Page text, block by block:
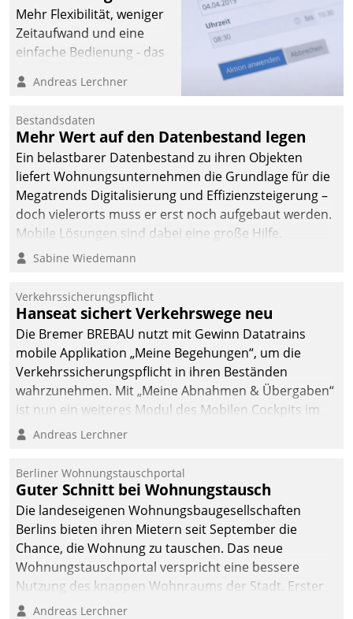
Mehr Flexibilität, weniger
Zeitaufwand und eine
einfache Bedienung - das
Cockpit für mobile
Datatrain. Die meravis
Wohnungsbau- und
Immobilien GmbH hat
sich dabei für den Betrieb
der Lösung über die SAP
Cloud Platform
entschieden - als erstes
Unternehmen am
Andreas Lerchner
Bestandsdaten
Mehr Wert auf den Datenbestand legen
Ein belastbarer Datenbestand zu ihren Objekten
liefert Wohnungsunternehmen die Grundlage für die
Megatrends Digitalisierung und Effizienzsteigerung –
doch vielerorts muss er erst noch aufgebaut werden.
Mobile Lösungen sind dabei eine große Hilfe.
Sabine Wiedemann
Verkehrssicherungspflicht
Hanseat sichert Verkehrswege neu
Die Bremer BREBAU nutzt mit Gewinn Datatrains
mobile Applikation „Meine Begehungen“, um die
Verkehrssicherungspflicht in ihren Beständen
wahrzunehmen. Mit „Meine Abnahmen & Übergaben“
ist nun ein weiteres Modul des Mobilen Cockpits im
Einsatz.
Andreas Lerchner
Berliner Wohnungstauschportal
Guter Schnitt bei Wohnungstausch
Die landeseigenen Wohnungsbaugesellschaften
Berlins bieten ihren Mietern seit September die
Chance, die Wohnung zu tauschen. Das neue
Wohnungstauschportal verspricht eine bessere
Nutzung des knappen Wohnraums der Stadt. Erster
Anwendungsfall für Datatrains Lösung API-Hub mit
Andreas Lerchner